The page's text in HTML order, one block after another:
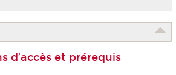
d’accès et prérequis